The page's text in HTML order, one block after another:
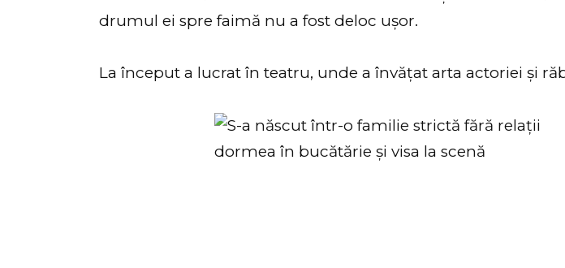
drumul ei spre faimă nu a fost deloc ușor.
La început a lucrat în teatru, unde a învățat arta actoriei și